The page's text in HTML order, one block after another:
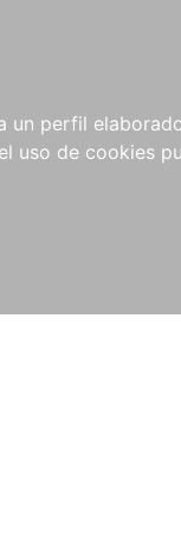
un perfil
uso de cookies
NOTICIAS
COMPRAS